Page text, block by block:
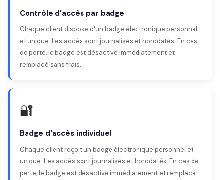
Contrôle d'accès par badge
Chaque client dispose d'un badge électronique personnel
et unique. Les accès sont journalisés et horodatés. En cas
de perte, le badge est désactivé immédiatement et
remplacé sans frais.
🔐
Badge d'accès individuel
Chaque client reçoit un badge électronique personnel et
unique. Les accès sont journalisés et horodatés. En cas de
perte, le badge est désactivé immédiatement et remplacé